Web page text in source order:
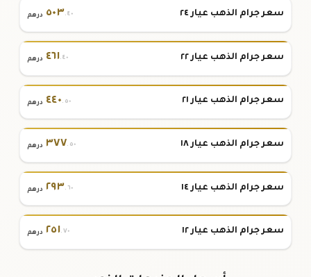
سعر جرام الذهب عيار ٢٤ ٥٠٣.٤٠ درهم
سعر جرام الذهب عيار ٢٢ ٤٦١.٤٠ درهم
سعر جرام الذهب عيار ٢١ ٤٤٠.٥٠ درهم
سعر جرام الذهب عيار ١٨ ٣٧٧.٥٠ درهم
سعر جرام الذهب عيار ١٤ ٢٩٣.٦٠ درهم
سعر جرام الذهب عيار ١٢ ٢٥١.٧٠ درهم